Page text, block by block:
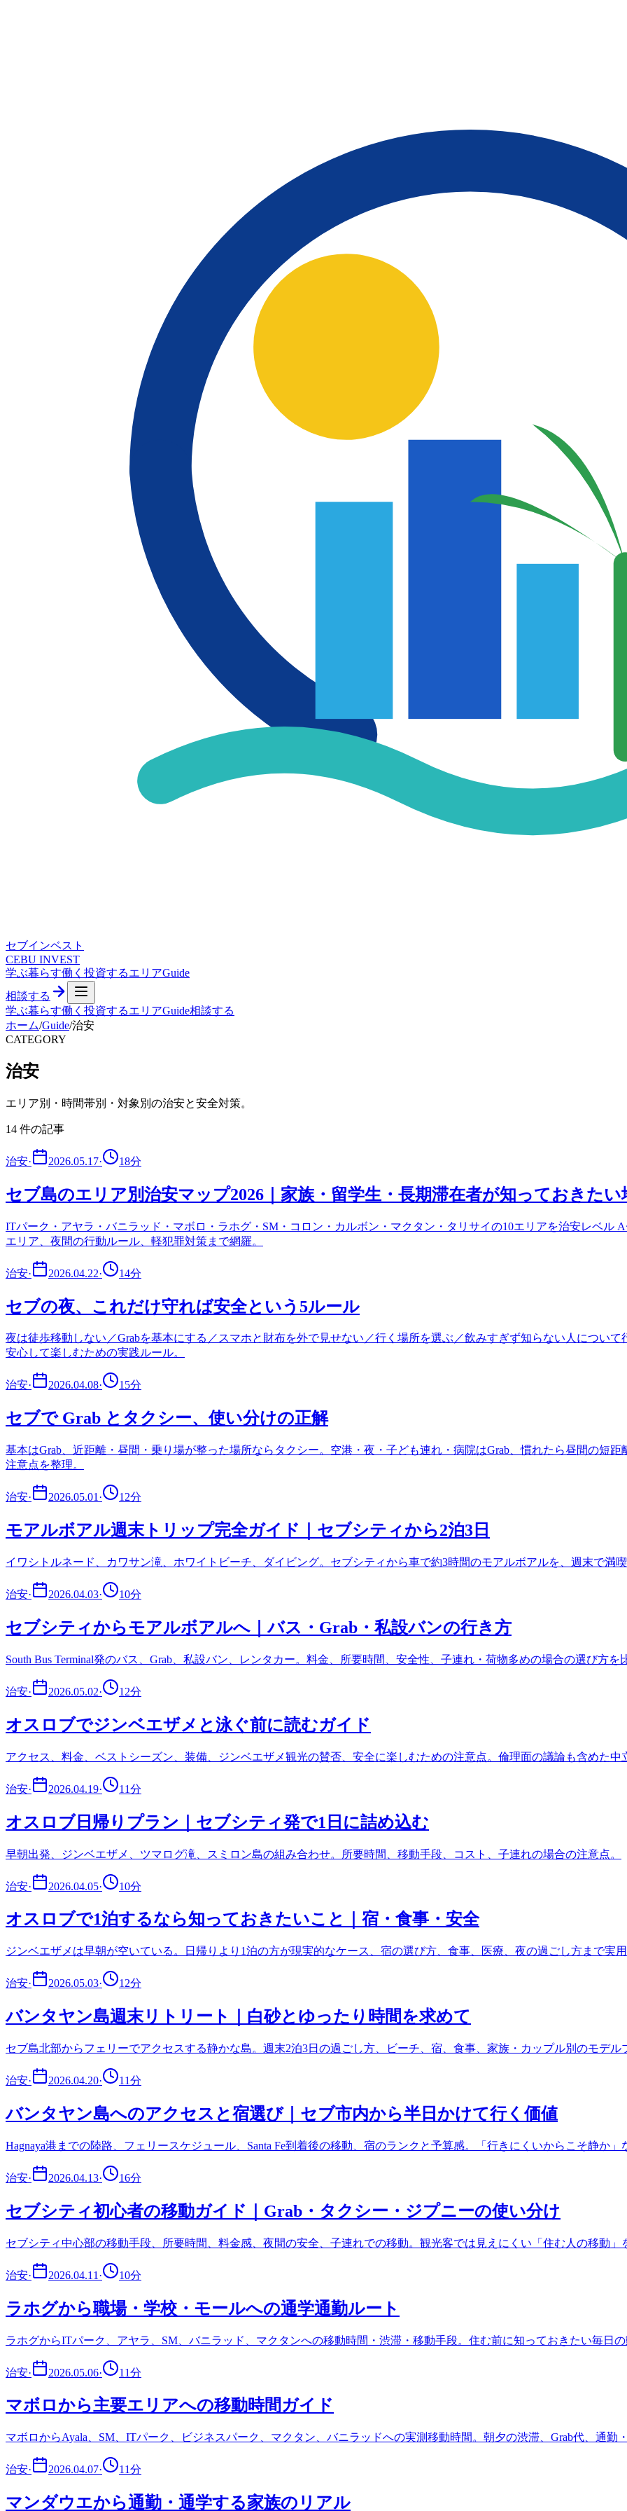
セブインベスト
CEBU INVEST
学ぶ暮らす働く 投資するエリアGuide
相談する
学ぶ暮らす働く 投資するエリアGuide相談する
ホーム/Guide/治安
CATEGORY
治安
エリア別・時間帯別・対象別の治安と安全対策。
14 件の記事
治安· 2026.05.17· 18分
セブ島のエリア別治安マップ2026｜家族・留学生・長期滞在者が知っておきたい
ITパーク・アヤラ・バニラッド・マボロ・ラホグ・SM・コロン・カルボン・マクタン・タリサイの10エリアを治安レベル
エリア、夜間の行動ルール、軽犯罪対策まで網羅。
治安· 2026.04.22· 14分
セブの夜、これだけ守れば安全という5ルール
夜は徒歩移動しない／Grabを基本にする／スマホと財布を外で見せない／行く場所を選ぶ／飲みすぎず知らない人につい
安心して楽しむための実践ルール。
治安· 2026.04.08· 15分
セブで Grab とタクシー、使い分けの正解
基本はGrab、近距離・昼間・乗り場が整った場所ならタクシー。空港・夜・子ども連れ・病院はGrab、慣れたら昼間の短
注意点を整理。
治安· 2026.05.01 · 12分
モアルボアル週末トリップ完全ガイド｜セブシティから2泊3日
イワシトルネード、カワサン滝、ホワイトビーチ、ダイビング。セブシティから車で約3時間のモアルボアルを、週末で満
治安· 2026.04.03· 10分
セブシティからモアルボアルへ｜バス・Grab・私設バンの行き方
South Bus Terminal発のバス、Grab、私設バン、レンタカー。料金、所要時間、安全性、子連れ・荷物多めの場合の選び方を
治安· 2026.05.02· 12分
オスロブでジンベエザメと泳ぐ前に読むガイド
アクセス、料金、ベストシーズン、装備、ジンベエザメ観光の賛否、安全に楽しむための注意点。倫理面の議論も含めた中
治安· 2026.04.19· 11分
オスロブ日帰りプラン｜セブシティ発で1日に詰め込む
早朝出発、ジンベエザメ、ツマログ滝、スミロン島の組み合わせ。所要時間、移動手段、コスト、子連れの場合の注意点。
治安· 2026.04.05· 10分
オスロブで1泊するなら知っておきたいこと｜宿・食事・安全
ジンベエザメは早朝が空いている。日帰りより1泊の方が現実的なケース、宿の選び方、食事、医療、夜の過ごし方まで実用
治安· 2026.05.03· 12分
バンタヤン島週末リトリート｜白砂とゆったり時間を求めて
セブ島北部からフェリーでアクセスする静かな島。週末2泊3日の過ごし方、ビーチ、宿、食事、家族・カップル別のモデル
治安· 2026.04.20· 11分
バンタヤン島へのアクセスと宿選び｜セブ市内から半日かけて行く価値
Hagnaya港までの陸路、フェリースケジュール、Santa Fe到着後の移動、宿のランクと予算感。「行きにくいからこそ静か」
治安· 2026.04.13· 16分
セブシティ初心者の移動ガイド｜Grab・タクシー・ジプニーの使い分け
セブシティ中心部の移動手段、所要時間、料金感、夜間の安全、子連れでの移動。観光客では見えにくい「住む人の移動」
治安· 2026.04.11 · 10分
ラホグから職場・学校・モールへの通学通勤ルート
ラホグからITパーク、アヤラ、SM、バニラッド、マクタンへの移動時間・渋滞・移動手段。住む前に知っておきたい毎日の
治安· 2026.05.06· 11分
マボロから主要エリアへの移動時間ガイド
マボロからAyala、SM、ITパーク、ビジネスパーク、マクタン、バニラッドへの実測移動時間。朝夕の渋滞、Grab代、通勤
治安· 2026.04.07· 11分
マンダウエから通勤・通学する家族のリアル